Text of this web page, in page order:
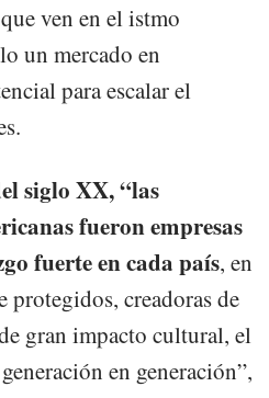
ven en el istmo
un mercado en
para escalar el
siglo XX, “las
fueron empresas
fuerte en cada país, en
protegidos, creadoras de
gran impacto cultural, el
en generación”,